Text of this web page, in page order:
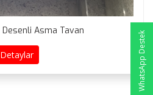
Asma Tavan
Detaylar WhatsApp Destek